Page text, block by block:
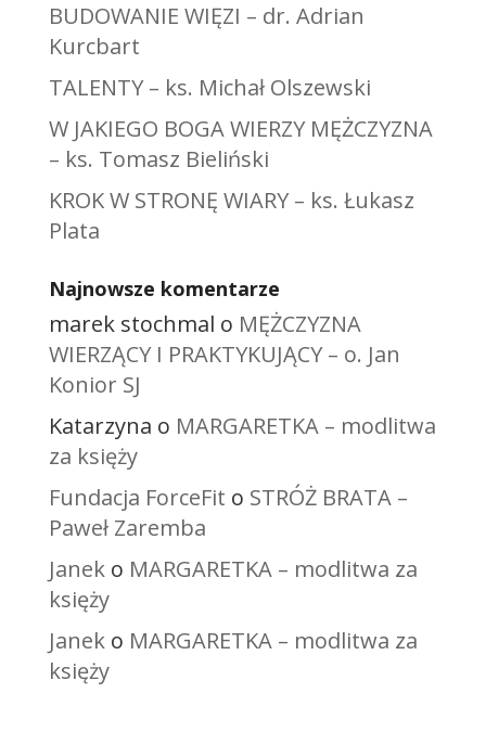
BUDOWANIE WIĘZI – dr. Adrian
Kurcbart
TALENTY – ks. Michał Olszewski
W JAKIEGO BOGA WIERZY MĘŻCZYZNA
– ks. Tomasz Bieliński
KROK W STRONĘ WIARY – ks. Łukasz
Plata
Najnowsze komentarze
marek stochmal o MĘŻCZYZNA
WIERZĄCY I PRAKTYKUJĄCY – o. Jan
Konior SJ
Katarzyna o MARGARETKA – modlitwa
za księży
Fundacja ForceFit o STRÓŻ BRATA –
Paweł Zaremba
Janeko MARGARETKA – modlitwa za
księży
Janeko MARGARETKA – modlitwa za
księży